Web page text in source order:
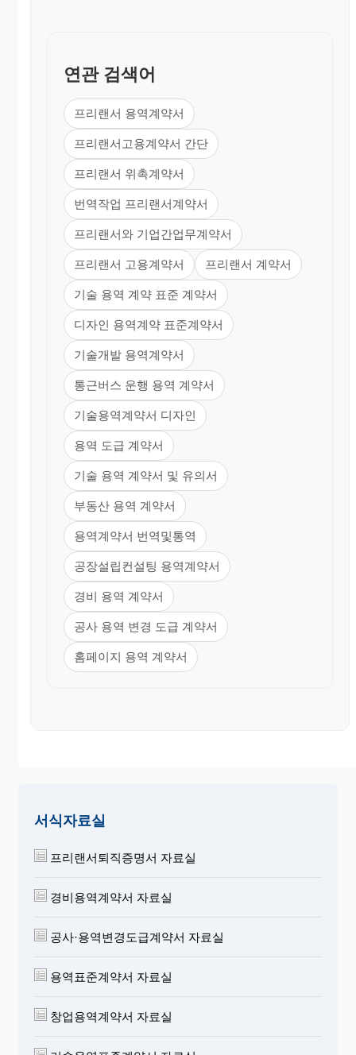
연관 검색어
프리랜서 용역계약서
프리랜서고용계약서 간단
프리랜서 위촉계약서
번역작업 프리랜서계약서
프리랜서와 기업간업무계약서
프리랜서 고용계약서 프리랜서 계약서
기술 용역 계약 표준 계약서
디자인 용역계약 표준계약서
기술개발 용역계약서
통근버스 운행 용역 계약서
기술용역계약서 디자인
용역 도급 계약서
기술 용역 계약서 및 유의서
부동산 용역 계약서
용역계약서 번역및통역
공장설립컨설팅 용역계약서
경비 용역 계약서
공사 용역 변경 도급 계약서
홈페이지 용역 계약서
서식자료실
프리랜서퇴직증명서 자료실
경비용역계약서 자료실
공사·용역변경도급계약서 자료실
용역표준계약서 자료실
창업용역계약서 자료실